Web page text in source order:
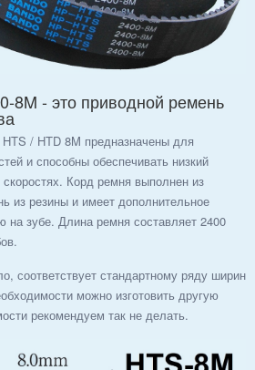
8M - это приводной ремень
/ HTD 8M предназначены для
и способны обеспечивать низкий
Корд ремня выполнен из
из резины и имеет дополнительное
на зубе. Длина ремня составляет 2400
соответствует стандартному ряду ширин
можно изготовить другую
рекомендуем так не делать.